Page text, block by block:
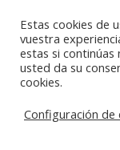
Estas cookies de
vuestra
estas si continúas
usted da su
cookies.
Configuración de